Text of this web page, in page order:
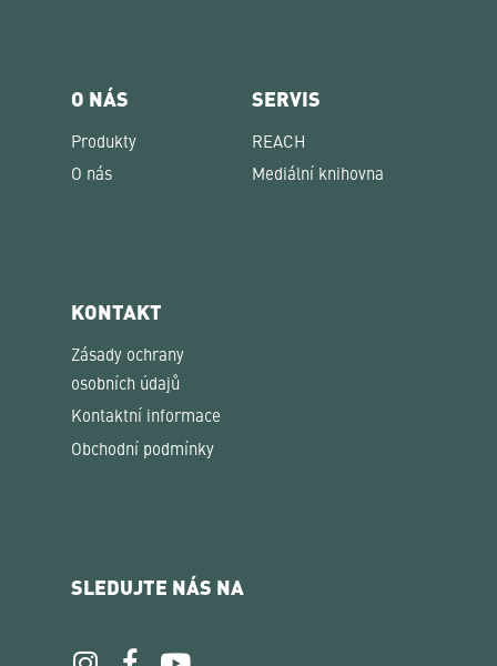
O NÁS
Produkty
O nás
SERVIS
REACH
Mediální knihovna
KONTAKT
Zásady ochrany
osobních údajů
Kontaktní informace
Obchodní podmínky
SLEDUJTE NÁS NA